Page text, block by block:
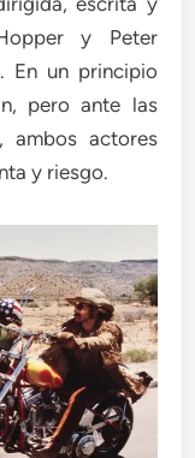
y Peter
En un principio
pero ante las
ambos actores
y riesgo.